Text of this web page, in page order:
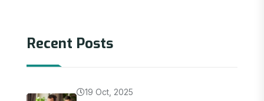
Recent Posts
19 Oct, 2025